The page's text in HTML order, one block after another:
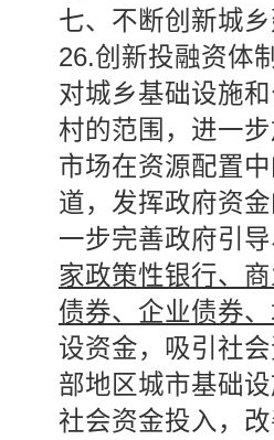
七、不断创新城
26.创新投融资体
对城乡基础设施
村的范围，进一
市场在资源配置
道，发挥政府资
一步完善政府引
家政策性银行、
债券、企业债券
设资金，吸引社
部地区城市基础
社会资金投入，